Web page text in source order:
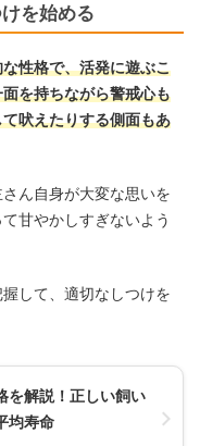
を始める
性格で、活発に遊ぶこ
を持ちながら警戒心も
吠えたりする側面もあ
ん自身が大変な思いを
甘やかしすぎないよう
して、適切なしつけを
を解説！正しい飼い
均寿命